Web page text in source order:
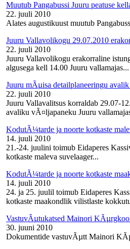
Muutub Pangabussi Juuru peatuse
22. juuli 2010
Alates augustikuust muutub
Juuru Vallavolikogu 29.07.2010
22. juuli 2010
Juuru Vallavolikogu erakorraline
algusega kell 14.00 Juuru vallamajas...
Juuru mÃµisa detailplaneeringu
22. juuli 2010
Juuru Vallavalitsus korraldab 29.07-
avaliku vÃ¤ljapaneku Juuru
KodutÃ¼tarde ja noorte kotkaste
14. juuli 2010
21.-24. juulini toimub Eidaperes
kotkaste maleva suvelaager...
KodutÃ¼tarde ja noorte kotkaste
14. juuli 2010
24. ja 25. juulil toimub Eidaperes
kotkaste maakondlik vilistlaste
VastuvÃµtukatsed Mainori
30. juuni 2010
Dokumentide vastuvÃµtt Mainori